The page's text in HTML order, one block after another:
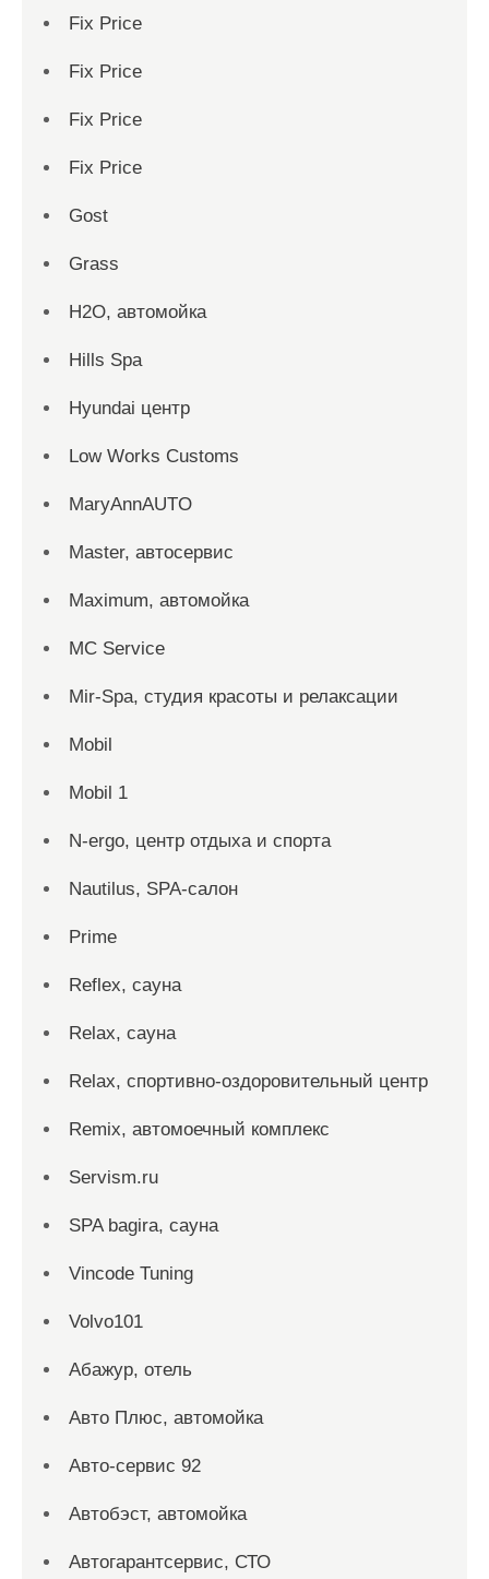
Fix Price
Fix Price
Fix Price
Fix Price
Gost
Grass
H2O, автомойка
Hills Spa
Hyundai центр
Low Works Customs
MaryAnnAUTO
Master, автосервис
Maximum, автомойка
MC Service
Mir-Spa, студия красоты и релаксации
Mobil
Mobil 1
N-ergo, центр отдыха и спорта
Nautilus, SPA-салон
Prime
Reflex, сауна
Relax, сауна
Relax, спортивно-оздоровительный центр
Remix, автомоечный комплекс
Servism.ru
SPA bagira, сауна
Vincode Tuning
Volvo101
Абажур, отель
Авто Плюс, автомойка
Авто-сервис 92
Автобэст, автомойка
Автогарантсервис, СТО